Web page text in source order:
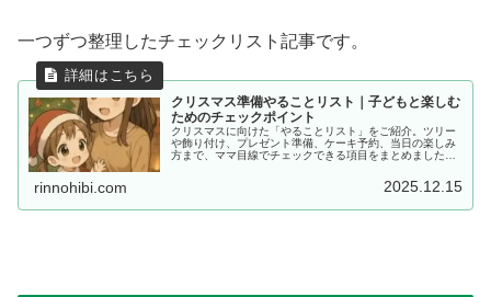
一つずつ整理したチェックリスト記事です。
クリスマス準備やることリスト｜子どもと楽しむ
ためのチェックポイント
クリスマスに向けた「やることリスト」をご紹介。ツリー
や飾り付け、プレゼント準備、ケーキ予約、当日の楽しみ
方まで、ママ目線でチェックできる項目をまとめました。
rinnohibi.com 2025.12.15